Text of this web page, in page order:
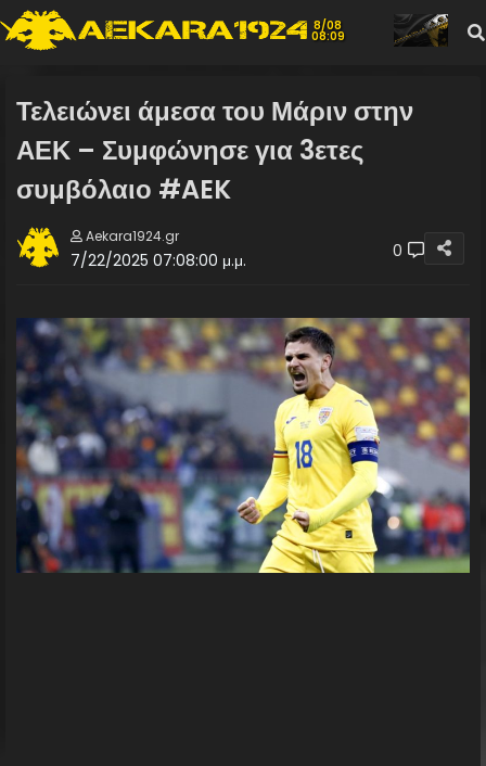
8/08
08:10
Τελειώνει άμεσα του Μάριν στην
ΑΕΚ – Συμφώνησε για 3ετες
συμβόλαιο #AEK
Aekara1924.gr
7/22/2025 07:08:00 μ.μ. 0